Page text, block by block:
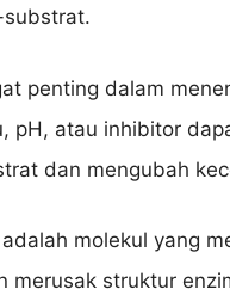
substrat.
penting dalam
pH, atau inhibitor
dan mengubah
molekul yang
merusak struktur